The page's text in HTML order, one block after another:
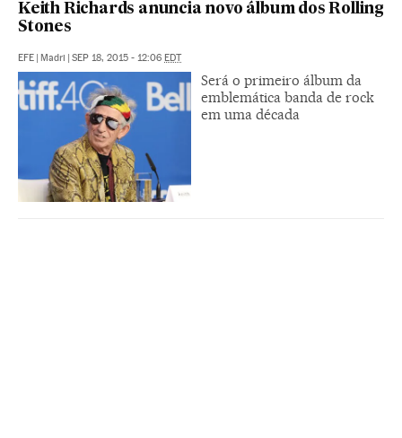
Keith Richards anuncia novo álbum dos Rolling
Stones
EFE | Madri | SEP 18, 2015 - 12:06 EDT
Será o primeiro álbum da
emblemática banda de rock
em uma década